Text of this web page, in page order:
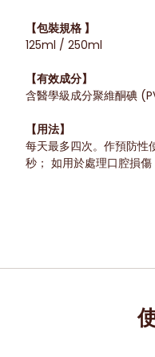
【包裝規格 】
125ml / 250ml
【有效成分】
含醫學級成分聚維酮碘
【用法】
每天最多四次。作預防性
秒； 如用於處理口腔損傷